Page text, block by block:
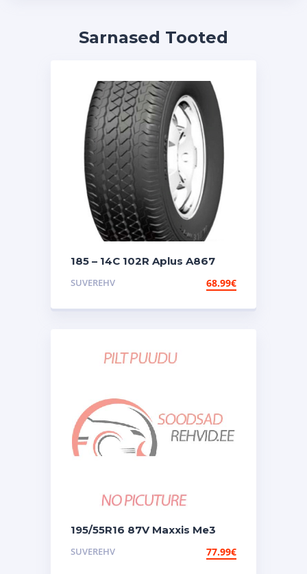
Sarnased Tooted
185 – 14C 102R Aplus A867
SUVEREHV 68.99€
195/55R16 87V Maxxis Me3
SUVEREHV 77.99€